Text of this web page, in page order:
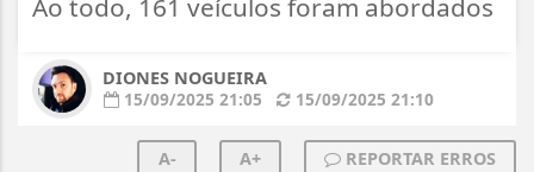
Ao todo, 161 veículos foram abordados
DIONES NOGUEIRA
15/09/2025 21:05
15/09/2025 21:10
A- A+ REPORTAR ERROS